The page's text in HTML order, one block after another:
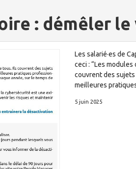
: démêler le
Les salarié·es de
ceci : “Les
couvrent des
meilleures
5 juin 2025